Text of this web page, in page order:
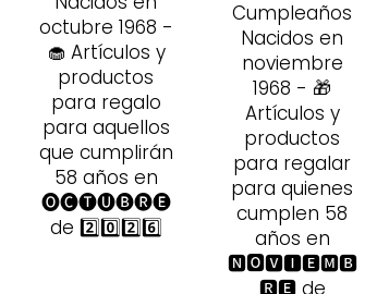
octubre 1968 -
🧁 Artículos y
productos
para regalo
para aquellos
que cumplirán
58 años en
🅞🅒🅣🅤🅑🅡🅔
de 2️⃣0️⃣2️⃣6️⃣
Cumpleaños
Nacidos en
noviembre
1968 - 🎁
Artículos y
productos
para regalar
para quienes
cumplen 58
años en
🅽🅾🆅🅸🅴🅼🅱
🆁🅴 de